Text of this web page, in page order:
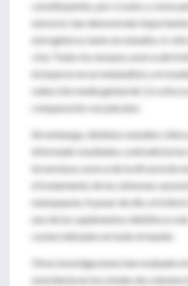
constituyentes, por sí solos y como
extracto, han demostrado
estrogénicos tanto en estudios
in
vivo
. Todos los ensayos acerca del
incluyeron en un metanálisis y el
reducción media global de 1.6
comparación con placebo.
Sin embargo, distintos estudios
informado resultados contradictorios e
inconclusos acerca de la eficacia de
el tratamiento de los síntomas
menopausia. A pesar de ello, el trébol
uno de los suplementos dietéticos más
comercializados en todo el mundo.
Otras investigaciones han evaluado
esta hierba en los niveles de